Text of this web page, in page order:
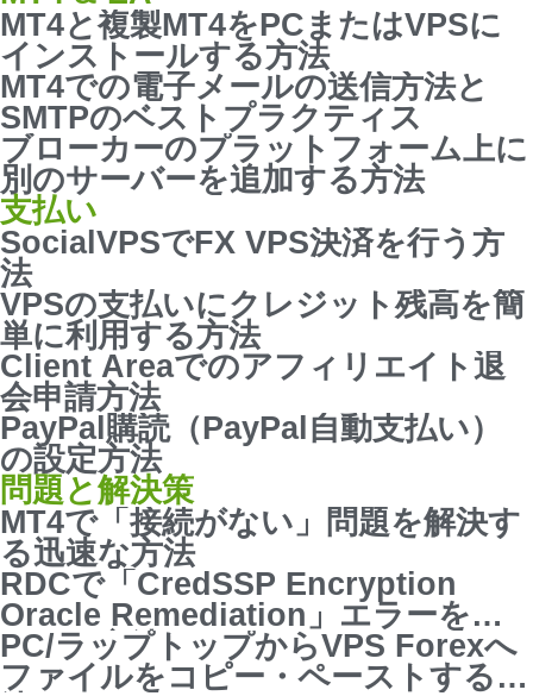
MT4と複製MT4をPCまたはVPSに
インストールする方法
MT4での電子メールの送信方法と
SMTPのベストプラクティス
ブローカーのプラットフォーム上に
別のサーバーを追加する方法
支払い
SocialVPSでFX VPS決済を行う方
法
VPSの支払いにクレジット残高を簡
単に利用する方法
Client Areaでのアフィリエイト退
会申請方法
PayPal購読（PayPal自動支払い）
の設定方法
問題と解決策
MT4で「接続がない」問題を解決す
る迅速な方法
RDCで「CredSSP Encryption
Oracle Remediation」エラーを修
正する方法
PC/ラップトップからVPS Forexへ
ファイルをコピー・ペーストする方